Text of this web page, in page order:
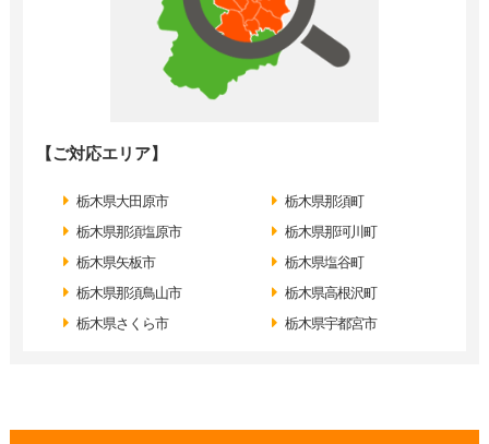
【ご対応エリア】
栃木県大田原市
栃木県那須塩原市
栃木県矢板市
栃木県那須鳥山市
栃木県さくら市
栃木県那須町
栃木県那珂川町
栃木県塩谷町
栃木県高根沢町
栃木県宇都宮市